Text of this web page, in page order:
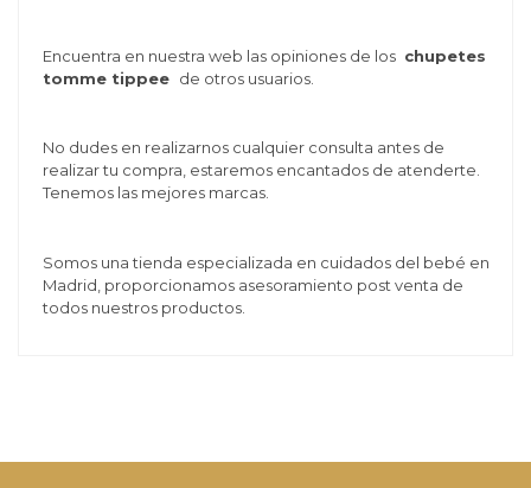
Encuentra en nuestra web las opiniones de los chupetes
tomme tippee de otros usuarios.
No dudes en realizarnos cualquier consulta antes de
realizar tu compra, estaremos encantados de atenderte.
Tenemos las mejores marcas.
Somos una tienda especializada en cuidados del bebé en
Madrid, proporcionamos asesoramiento post venta de
todos nuestros productos.